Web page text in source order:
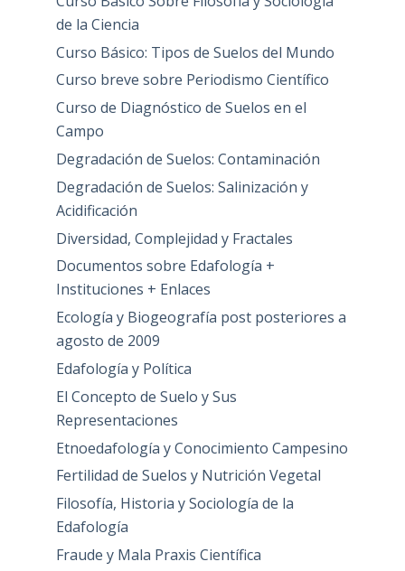
de la Ciencia
Curso Básico: Tipos de Suelos del Mundo
Curso breve sobre Periodismo Científico
Curso de Diagnóstico de Suelos en el
Campo
Degradación de Suelos: Contaminación
Degradación de Suelos: Salinización y
Acidificación
Diversidad, Complejidad y Fractales
Documentos sobre Edafología +
Instituciones + Enlaces
Ecología y Biogeografía post posteriores a
agosto de 2009
Edafología y Política
El Concepto de Suelo y Sus
Representaciones
Etnoedafología y Conocimiento Campesino
Fertilidad de Suelos y Nutrición Vegetal
Filosofía, Historia y Sociología de la
Edafología
Fraude y Mala Praxis Científica